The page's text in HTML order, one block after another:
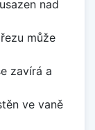
nad
může
zavírá a
ve vaně